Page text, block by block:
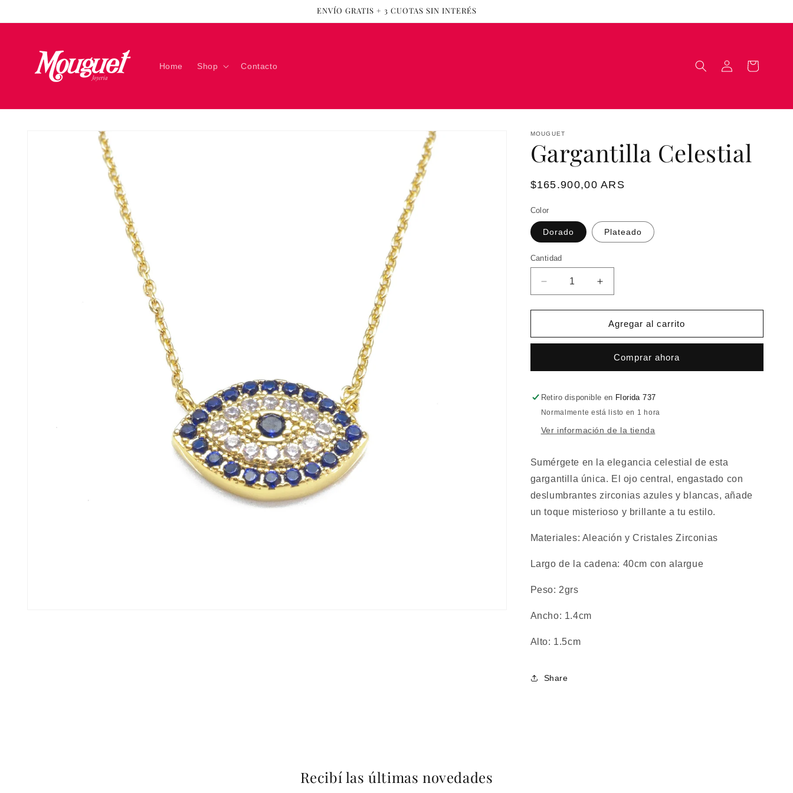
al contenido
ENVÍO GRATIS + 3 CUOTAS SIN INTERÉS
Home Shop Contacto
sesión
Carrito
MOUGUET
Gargantilla Celestial
Precio
$165.900,00 ARS
Color
Dorado Plateado
Cantidad
Reducir
cantidad
para
Celestial
Aumentar
cantidad
para
Gargantilla
Celestial
Agregar al carrito
Comprar ahora
Retiro disponible en Florida 737
Normalmente está listo en 1 hora
Ver información de la tienda
Sumérgete en la elegancia celestial de esta
gargantilla única. El ojo central, engastado con
deslumbrantes zirconias azules y blancas, añade
un toque misterioso y brillante a tu estilo.
Materiales: A leación y Cristales Zirconias
Largo de la cadena: 40cm con alargue
Peso: 2grs
Ancho: 1.4cm
Alto: 1.5cm
Share
Recibí las últimas novedades